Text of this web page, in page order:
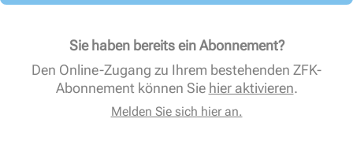
Sie haben bereits ein Abonnement?
Den Online-Zugang zu Ihrem bestehenden ZFK-
Abonnement können Sie hier aktivieren.
Melden Sie sich hier an.